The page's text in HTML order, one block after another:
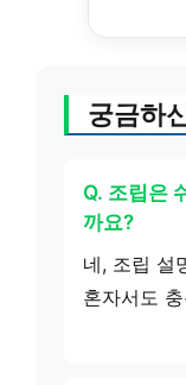
궁금하
Q. 조립은
까요?
네, 조립 설
혼자서도